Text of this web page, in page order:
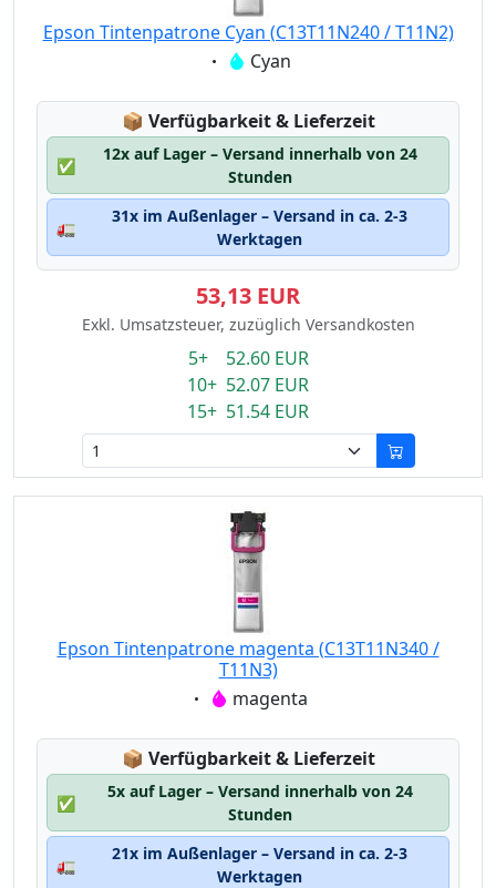
Epson Tintenpatrone Cyan (C13T11N240 / T11N2)
Eigenschaft:
Cyan
📦 Lagerstatus:
Verfügbarkeit & Lieferzeit
✅
12x auf Lager – Versand innerhalb von 24
Stunden
🚛
31x im Außenlager – Versand in ca. 2-3
Werktagen
53,13 EUR
Exkl. Umsatzsteuer, zuzüglich Versandkosten
5+ 52.60 EUR
10+ 52.07 EUR
15+ 51.54 EUR
Epson Tintenpatrone magenta (C13T11N340 /
T11N3)
Eigenschaft:
magenta
📦 Lagerstatus:
Verfügbarkeit & Lieferzeit
✅
5x auf Lager – Versand innerhalb von 24
Stunden
🚛
21x im Außenlager – Versand in ca. 2-3
Werktagen